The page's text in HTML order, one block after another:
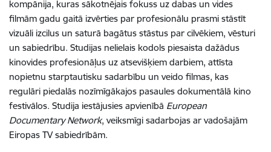
kompānija, kuras sākotnējais fokuss uz dabas un vides
filmām gadu gaitā izvērties par profesionālu prasmi stāstīt
vizuāli izcilus un saturā bagātus stāstus par cilvēkiem, vēsturi
un sabiedrību. Studijas nelielais kodols piesaista dažādus
kinovides profesionāļus uz atsevišķiem darbiem, attīsta
nopietnu starptautisku sadarbību un veido filmas, kas
regulāri piedalās nozīmīgākajos pasaules dokumentālā kino
festivālos. Studija iestājusies apvienībā European
Documentary Network, veiksmīgi sadarbojas ar vadošajām
Eiropas TV sabiedrībām.